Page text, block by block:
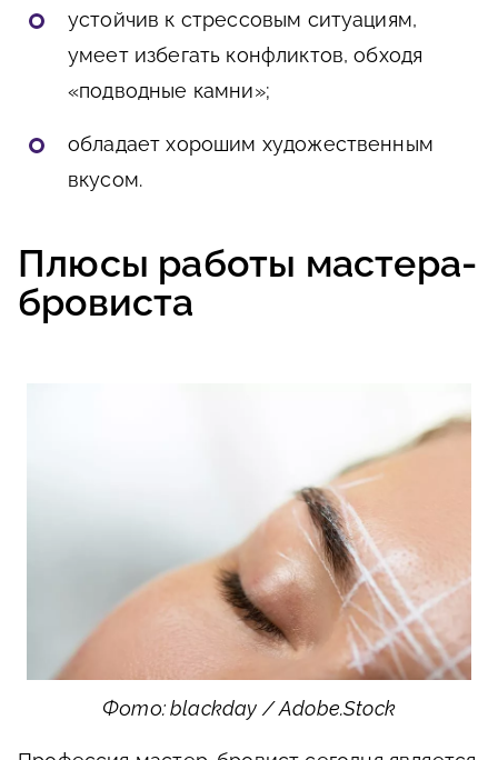
устойчив к стрессовым ситуациям,
умеет избегать конфликтов, обходя
«подводные камни»;
обладает хорошим художественным
вкусом.
Плюсы работы мастера-
бровиста
Фото: blackday / Adobe.Stock